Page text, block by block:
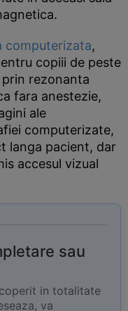
computerizata,
copiii de peste
prin rezonanta
fara anestezie,
ale
computerizate,
langa pacient, dar
accesul vizual
sau
in totalitate
va